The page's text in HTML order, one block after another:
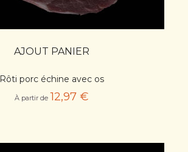
AJOUT PANIER
Rôti porc échine avec os
À partir de 12,97 €